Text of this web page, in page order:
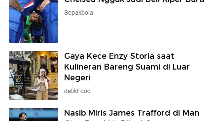
Sepakbola
Gaya Kece Enzy Storia saat
Kulineran Bareng Suami di Luar
Negeri
detikFood
Nasib Miris James Trafford di Man